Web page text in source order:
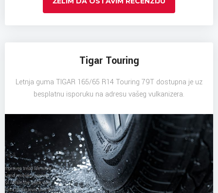
Tigar Touring
Letnja guma TIGAR 165/65 R14 Touring 79T dostupna je uz
besplatnu isporuku na adresu vašeg vulkanizera.